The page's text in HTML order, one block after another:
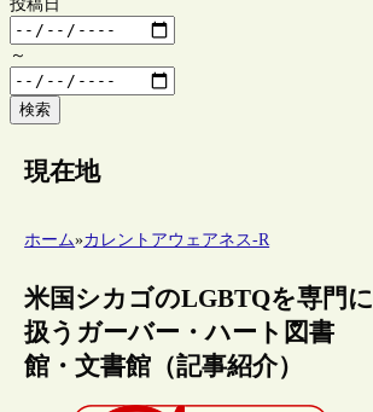
投稿日
～
検索
現在地
ホーム»カレントアウェアネス-R
米国シカゴのLGBTQを専門に
扱うガーバー・ハート図書
館・文書館（記事紹介）